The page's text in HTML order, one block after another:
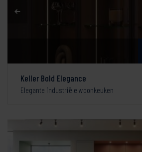
Keller Bold Elegance
Elegante industriële woonkeuken